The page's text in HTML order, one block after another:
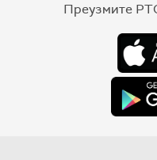
Преузмите